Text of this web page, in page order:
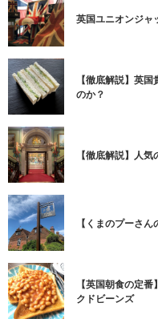
英国ユニオンジャ
【徹底解説】英
のか？
【徹底解説】人
【くまのプーさ
【英国朝食の定
クドビーンズ